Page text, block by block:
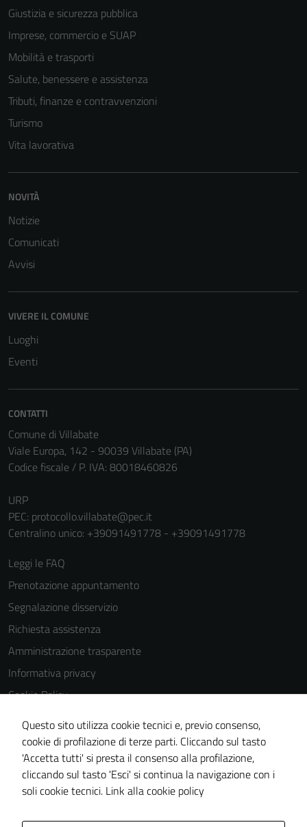
Giustizia e sicurezza pubblica
Imprese, commercio e SUAP
Mobilità e trasporti
Salute, benessere e assistenza
Tributi, finanze e contravvenzioni
Turismo
Vita lavorativa
NOVITÀ
Notizie
Comunicati
Avvisi
VIVERE IL COMUNE
Luoghi
Eventi
CONTATTI
Comune di Villabate
Viale Europa, 142 - 90039 Villabate (PA)
Codice fiscale / P. IVA: 80018460826
URP
PEC: protocollo.villabate@pec.it
Centralino unico: +39091491778 - +39091491778
Leggi le FAQ
Prenotazione appuntamento
Segnalazione disservizio
Richiesta assistenza
Amministrazione trasparente
Informativa privacy
Cookie Policy
Dichiarazione di accessibilità
Obiettivi di accessibilità
Piano di miglioramento del sito
Questo sito utilizza cookie tecnici e, previo consenso,
cookie di profilazione di terze parti. Cliccando sul tasto
'Accetta tutti' si presta il consenso alla profilazione,
cliccando sul tasto 'Esci' si continua la navigazione con i
soli cookie tecnici. Link alla cookie policy
personali.